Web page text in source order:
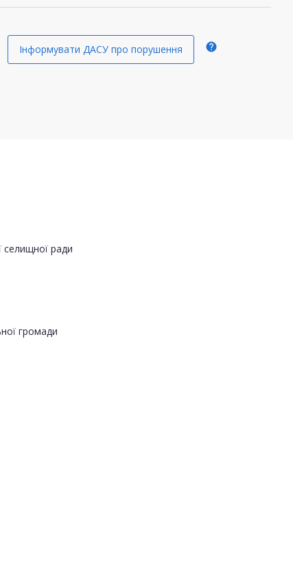
Інформувати ДАСУ про порушення help
селищної ради
громади